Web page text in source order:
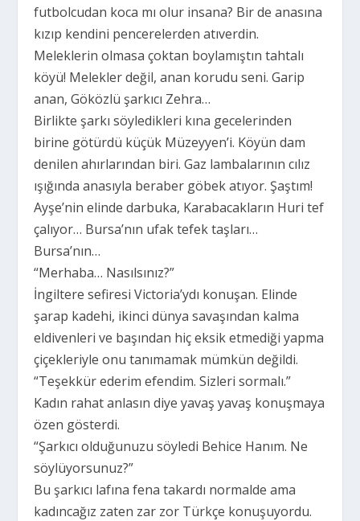
futbolcudan koca mı olur insana? Bir de anasına
kızıp kendini pencerelerden atıverdin.
Meleklerin olmasa çoktan boylamıştın tahtalı
köyü! Melekler değil, anan korudu seni. Garip
anan, Göközlü şarkıcı Zehra…
Birlikte şarkı söyledikleri kına gecelerinden
birine götürdü küçük Müzeyyen’i. Köyün dam
denilen ahırlarından biri. Gaz lambalarının cılız
ışığında anasıyla beraber göbek atıyor. Şaştım!
Ayşe’nin elinde darbuka, Karabacakların Huri tef
çalıyor… Bursa’nın ufak tefek taşları…
Bursa’nın…
“Merhaba… Nasılsınız?”
İngiltere sefiresi Victoria’ydı konuşan. Elinde
şarap kadehi, ikinci dünya savaşından kalma
eldivenleri ve başından hiç eksik etmediği yapma
çiçekleriyle onu tanımamak mümkün değildi.
“Teşekkür ederim efendim. Sizleri sormalı.”
Kadın rahat anlasın diye yavaş yavaş konuşmaya
özen gösterdi.
“Şarkıcı olduğunuzu söyledi Behice Hanım. Ne
söylüyorsunuz?”
Bu şarkıcı lafına fena takardı normalde ama
kadıncağız zaten zar zor Türkçe konuşuyordu.